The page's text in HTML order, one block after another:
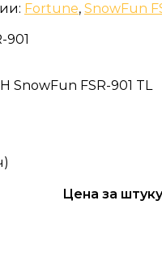
Fortune, SnowFun
901
SnowFun FSR-901 TL
Цена за